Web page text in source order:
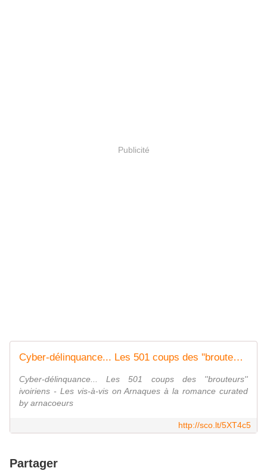
Publicité
Cyber-délinquance... Les 501 coups des ''brouteurs'' ivoiriens - Les vis-à-vis
Cyber-délinquance... Les 501 coups des ''brouteurs''
ivoiriens - Les vis-à-vis on Arnaques à la romance curated
by arnacoeurs
http://sco.lt/5XT4c5
Partager